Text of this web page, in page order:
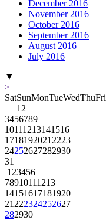
December 2016
November 2016
October 2016
September 2016
August 2016
July 2016
▼
>
SatSunMonTueWedThuFri
1 2
3456789
10111213141516
1718192021 2223
24252627282930
31
1 23456
78910111213
14151617181920
21 222324252627
282930